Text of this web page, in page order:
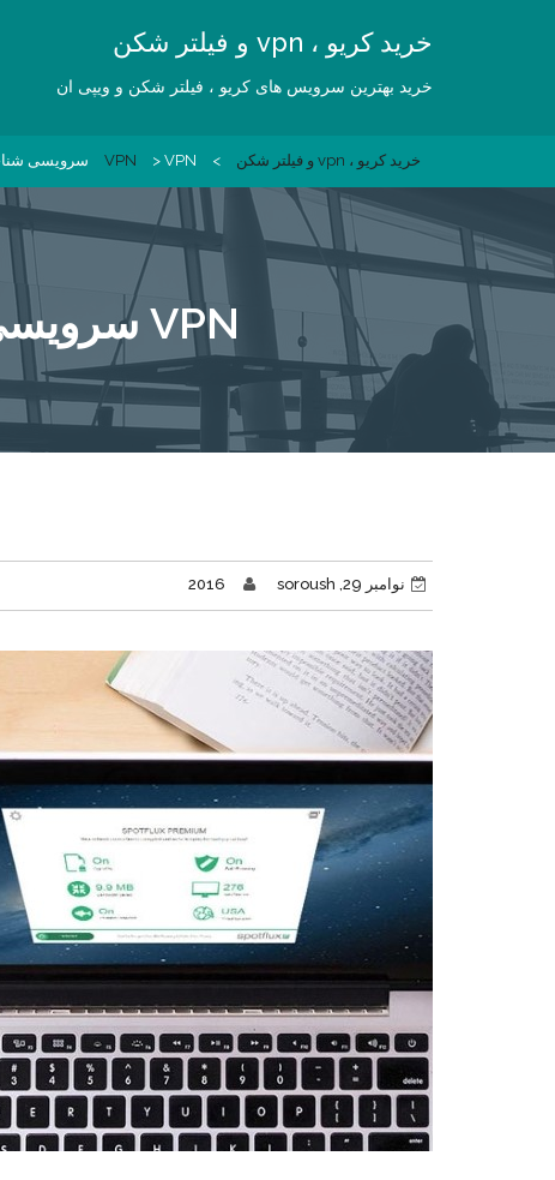
خرید کریو ، vpn و فیلتر شکن
خرید بهترین سرویس های کریو ، فیلتر شکن و ویپی ان
خرید کریو ، vpn و فیلتر شکن >
VPN > VPN سرویسی شناخته شده برای عموم کاربران اینترنت
VPN سرویسی شناخته شده برای عموم کاربران اینترنت
نوامبر 29, 2016 soroush